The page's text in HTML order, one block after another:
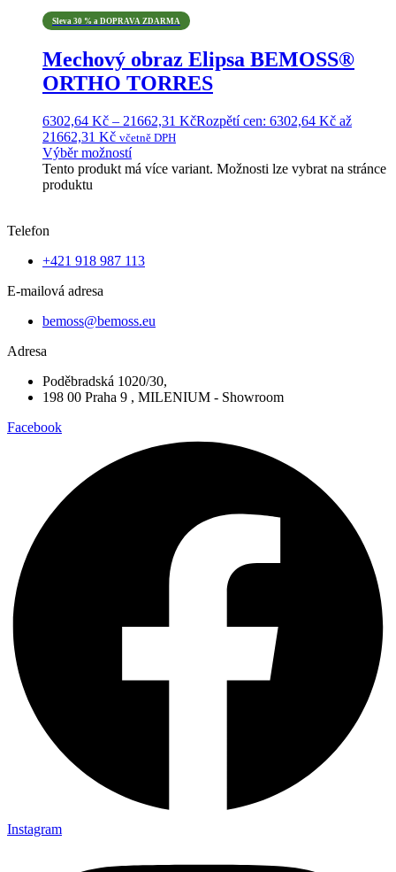
Sleva 30 % a DOPRAVA ZDARMA
Mechový obraz Elipsa BEMOSS®
ORTHO TORRES
6302,64 Kč – 21662,31 KčRozpětí cen: 6302,64 Kč až
21662,31 Kč včetně DPH
Výběr možností
Tento produkt má více variant. Možnosti lze vybrat na stránce
produktu
Telefon
+421 918 987 113
E-mailová adresa
bemoss@bemoss.eu
Adresa
Poděbradská 1020/30,
198 00 Praha 9 , MILENIUM - Showroom
Facebook
Instagram